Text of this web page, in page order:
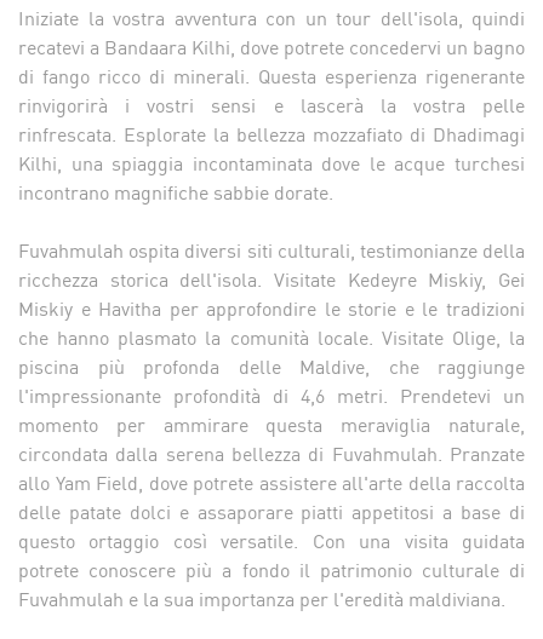
Iniziate la vostra avventura con un tour dell'isola, quindi
recatevi a Bandaara Kilhi, dove potrete concedervi un bagno
di fango ricco di minerali. Questa esperienza rigenerante
rinvigorirà i vostri sensi e lascerà la vostra pelle
rinfrescata. Esplorate la bellezza mozzafiato di Dhadimagi
Kilhi, una spiaggia incontaminata dove le acque turchesi
incontrano magnifiche sabbie dorate.
Fuvahmulah ospita diversi siti culturali, testimonianze della
ricchezza storica dell'isola. Visitate Kedeyre Miskiy, Gei
Miskiy e Havitha per approfondire le storie e le tradizioni
che hanno plasmato la comunità locale. Visitate Olige, la
piscina più profonda delle Maldive, che raggiunge
l'impressionante profondità di 4,6 metri. Prendetevi un
momento per ammirare questa meraviglia naturale,
circondata dalla serena bellezza di Fuvahmulah. Pranzate
allo Yam Field, dove potrete assistere all'arte della raccolta
delle patate dolci e assaporare piatti appetitosi a base di
questo ortaggio così versatile. Con una visita guidata
potrete conoscere più a fondo il patrimonio culturale di
Fuvahmulah e la sua importanza per l'eredità maldiviana.